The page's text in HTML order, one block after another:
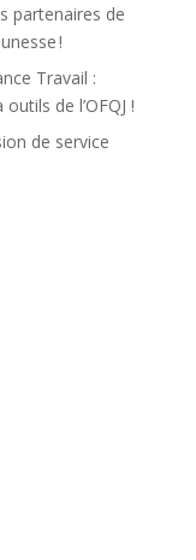
partenaires de
!
Travail :
de l’OFQJ !
de service